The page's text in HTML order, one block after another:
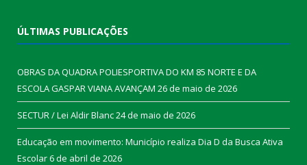
ÚLTIMAS PUBLICAÇÕES
OBRAS DA QUADRA POLIESPORTIVA DO KM 85 NORTE E DA
ESCOLA GASPAR VIANA AVANÇAM 26 de maio de 2026
SECTUR / Lei Aldir Blanc24 de maio de 2026
Educação em movimento: Município realiza Dia D da Busca Ativa
Escolar6 de abril de 2026